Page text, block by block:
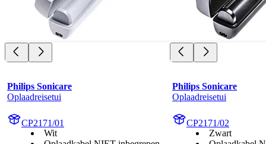
Philips Sonicare
Oplaadreisetui
CP2171/01
Wit
Philips Sonicare
Oplaadreisetui
CP2171/02
Zwart